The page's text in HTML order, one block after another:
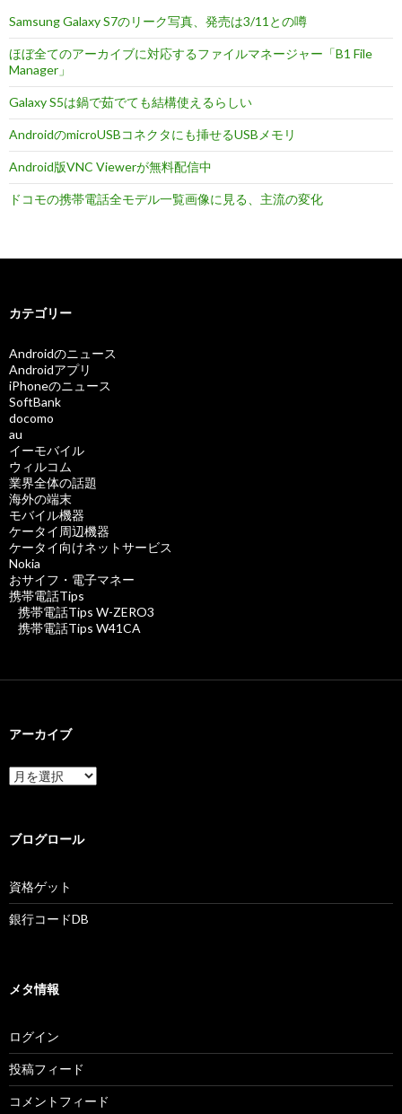
の
噂
Samsung Galaxy S7のリーク写真、発売は3/11との噂
ほぼ全てのアーカイブに対応するファイルマネージャー「B1 File
Manager」
Galaxy S5は鍋で茹でても結構使えるらしい
AndroidのmicroUSBコネクタにも挿せるUSBメモリ
Android版VNC Viewerが無料配信中
ドコモの携帯電話全モデル一覧画像に見る、主流の変化
カテゴリー
Androidのニュース
Androidアプリ
iPhoneのニュース
SoftBank
docomo
au
イーモバイル
ウィルコム
業界全体の話題
海外の端末
モバイル機器
ケータイ周辺機器
ケータイ向けネットサービス
Nokia
おサイフ・電子マネー
携帯電話Tips
携帯電話Tips W-ZERO3
携帯電話Tips W41CA
アーカイブ
ア
ー
ブ
ブログロール
資格ゲット
銀行コードDB
メタ情報
ログイン
投稿フィード
コメントフィード